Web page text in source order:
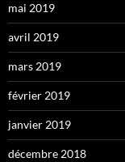
mai 2019
avril 2019
mars 2019
février 2019
janvier 2019
décembre 2018